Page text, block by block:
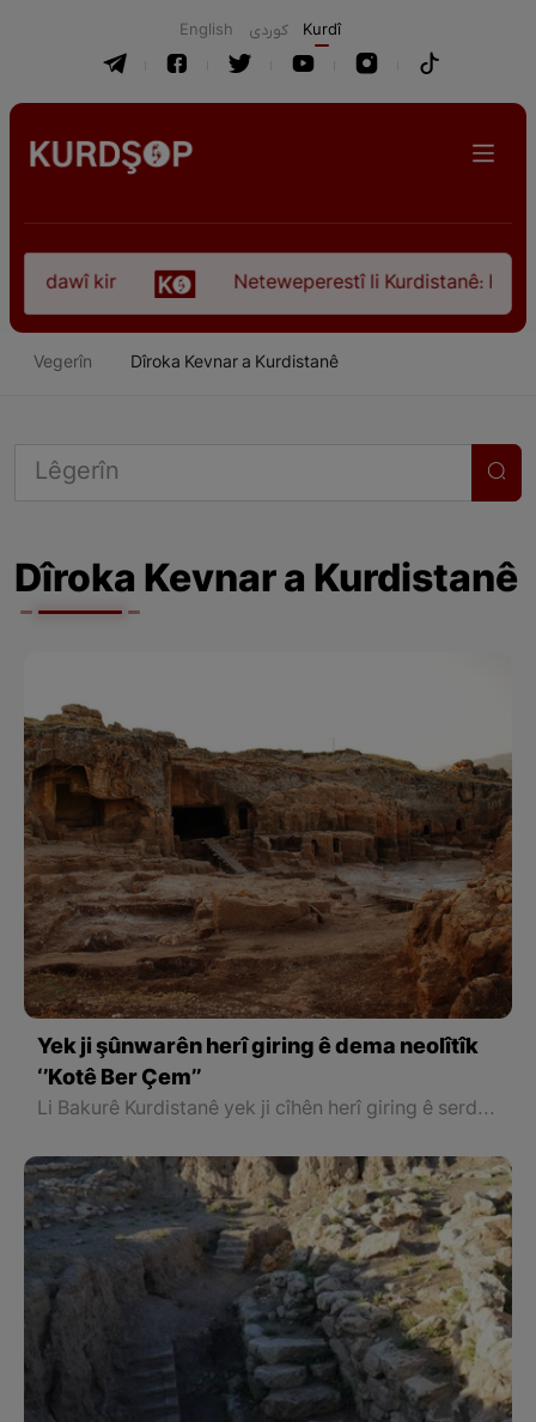
English كوردی Kurdî
dawî kir Neteweperestî li Kurdistanê:
Vegerîn Dîroka Kevnar a Kurdistanê
Dîroka Kevnar a Kurdistanê
Yek ji şûnwarên herî giring ê dema neolîtîk
‘’Kotê Ber Çem’’
Li Bakurê Kurdistanê yek ji cîhên herî giring ê serdema neolîtîk jî Çemê Kota Ber yan jî Kotê Ber Çem e û ew şûnware di dîroka mirovahiyê de xwedî cîhekî girîng e